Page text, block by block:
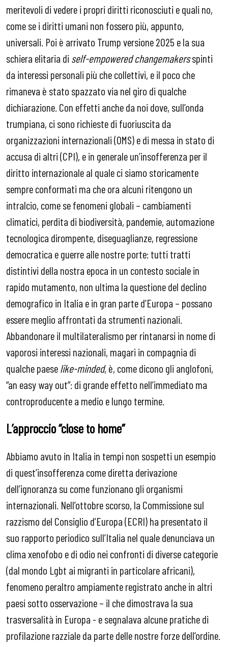
meritevoli di vedere i propri diritti riconosciuti e quali no,
come se i diritti umani non fossero più, appunto,
universali. Poi è arrivato Trump versione 2025 e la sua
schiera elitaria di self-empowered changemakersspinti
da interessi personali più che collettivi, e il poco che
rimaneva è stato spazzato via nel giro di qualche
dichiarazione. Con effetti anche da noi dove, sull’onda
trumpiana, ci sono richieste di fuoriuscita da
organizzazioni internazionali (OMS) e di messa in stato di
accusa di altri (CPI), e in generale un’insofferenza per il
diritto internazionale al quale ci siamo storicamente
sempre conformati ma che ora alcuni ritengono un
intralcio, come se fenomeni globali – cambiamenti
climatici, perdita di biodiversità, pandemie, automazione
tecnologica dirompente, diseguaglianze, regressione
democratica e guerre alle nostre porte: tutti tratti
distintivi della nostra epoca in un contesto sociale in
rapido mutamento, non ultima la questione del declino
demografico in Italia e in gran parte d’Europa – possano
essere meglio affrontati da strumenti nazionali.
Abbandonare il multilateralismo per rintanarsi in nome di
vaporosi interessi nazionali, magari in compagnia di
qualche paeselike-minded, è, come dicono gli anglofoni,
“an easy way out”: di grande effetto nell’immediato ma
controproducente a medio e lungo termine.
L’approccio “close to home”
Abbiamo avuto in Italia in tempi non sospetti un esempio
di quest’insofferenza come diretta derivazione
dell’ignoranza su come funzionano gli organismi
internazionali. Nell’ottobre scorso, la Commissione sul
razzismo del Consiglio d’Europa (ECRI) ha presentato il
suo rapporto periodico sull’Italia nel quale denunciava un
clima xenofobo e di odio nei confronti di diverse categorie
(dal mondo Lgbt ai migranti in particolare africani),
fenomeno peraltro ampiamente registrato anche in altri
paesi sotto osservazione – il che dimostrava la sua
trasversalità in Europa - e segnalava alcune pratiche di
profilazione razziale da parte delle nostre forze dell’ordine.